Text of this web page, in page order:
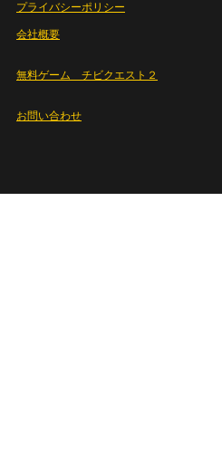
プライバシーポリシー
会社概要
無料ゲーム チビクエスト２
お問い合わせ